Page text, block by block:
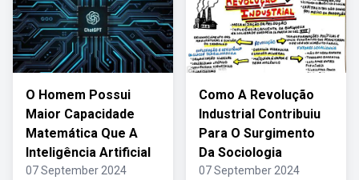
O Homem Possui
Maior Capacidade
Matemática Que A
Inteligência Artificial
07 September 2024
Como A Revolução
Industrial Contribuiu
Para O Surgimento
Da Sociologia
07 September 2024